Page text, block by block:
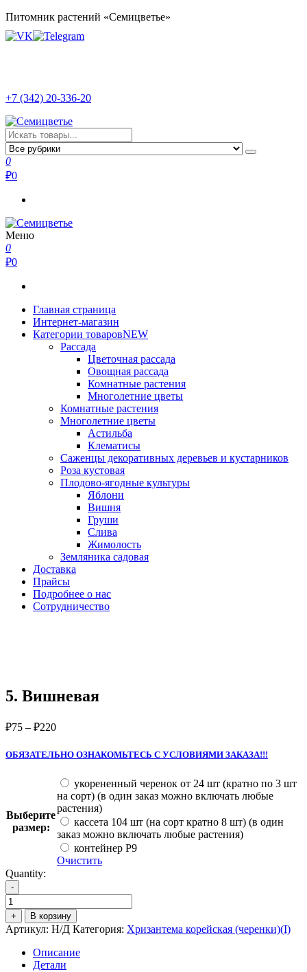
Перейти
к
содержимому
Питомник растений «Семицветье»
+7 (342) 20-336-20
Семицветье
Рассада в Перми | Тепличное хозяйство
0
₽0
Семицветье
Рассада в Перми | Тепличное хозяйство
Меню
0
₽0
Главная страница
Интернет-магазин
Категории товаровNEW
Рассада
Цветочная рассада
Овощная рассада
Комнатные растения
Многолетние цветы
Комнатные растения
Многолетние цветы
Астильба
Клематисы
Саженцы декоративных деревьев и кустарников
Роза кустовая
Плодово-ягодные культуры
Яблони
Вишня
Груши
Слива
Жимолость
Земляника садовая
Доставка
Прайсы
Подробнее о нас
Сотрудничество
5. Вишневая
₽75 – ₽220
ОБЯЗАТЕЛЬНО ОЗНАКОМЬТЕСЬ С УСЛОВИЯМИ ЗАКАЗА!!!
Выберите
размер:
укорененный черенок от 24 шт (кратно по 3 шт
на сорт) (в один заказ можно включать любые
растения)
кассета 104 шт (на сорт кратно 8 шт) (в один
заказ можно включать любые растения)
контейнер Р9
Очистить
Quantity:
-
Количество
товара
5.
Вишневая
+ В корзину
Артикул: Н/Д Категория: Хризантема корейская (черенки)(I)
Описание
Детали